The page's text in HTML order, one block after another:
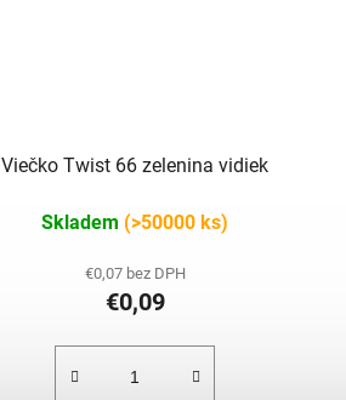
Viečko Twist 66 zelenina vidiek
Skladem (>50000 ks)
€0,07 bez DPH
€0,09